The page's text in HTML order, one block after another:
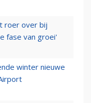
roer over bij
fase van groei'
winter nieuwe